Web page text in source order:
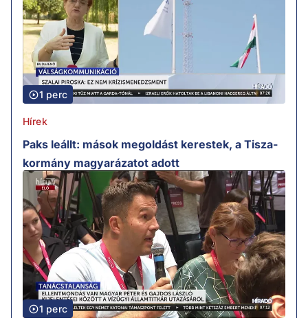
1 perc
Hírek
Paks leállt: mások megoldást kerestek, a Tisza-
kormány magyarázatot adott
1 perc